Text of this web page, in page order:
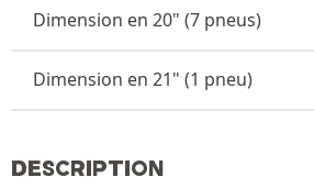
Dimension en 20" (7 pneus)
Dimension en 21" (1 pneu)
DESCRIPTION